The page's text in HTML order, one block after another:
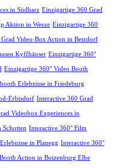
in Südharz Einzigartige 360 Grad
Aktion in Weeze Einzigartige 360
Video-Box Action in Betzdorf
Kyffhäuser Einzigartige 360°
Einzigartige 360° Video Booth
Erlebnisse in Friedeburg
Erbisdorf Interactive 360 Grad
Videobox Experiences in
Schotten Interactive 360° Film
in Planegg Interactive 360°
Action in Boizenburg Elbe